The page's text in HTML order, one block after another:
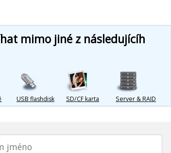
mimo jiné z následujícíh
USB flashdisk SD/CF karta Server & RAID